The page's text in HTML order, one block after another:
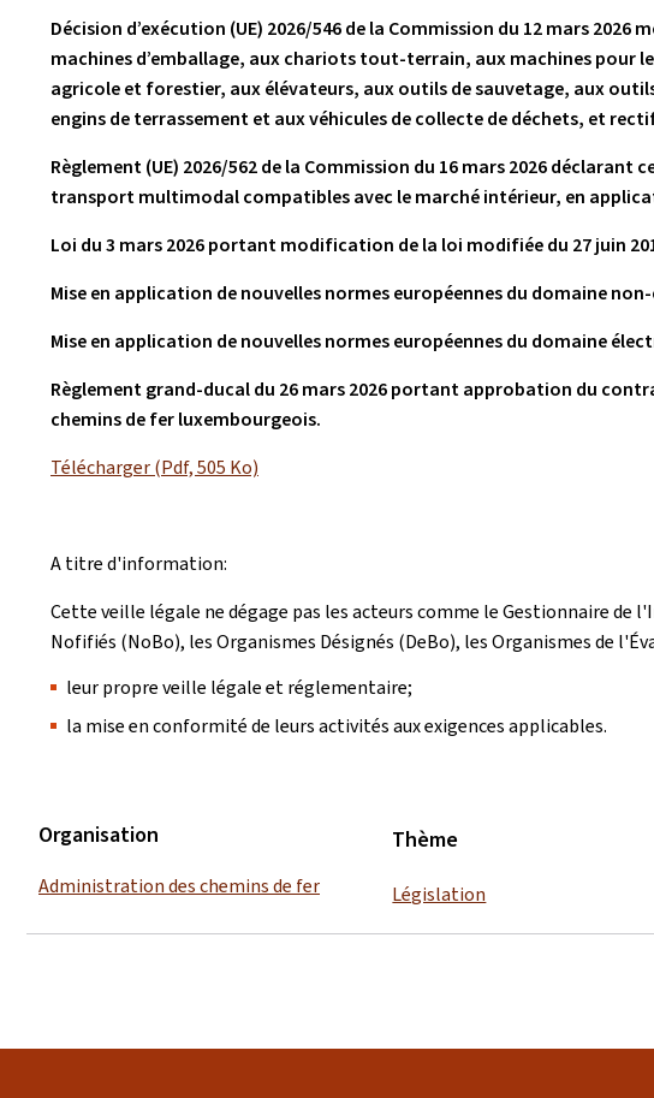
Décision d’exécution (UE) 2026/546 de la Commission du 12 mars
machines d’emballage, aux chariots tout-terrain, aux machines pour
agricole et forestier, aux élévateurs, aux outils de sauvetage, aux
engins de terrassement et aux véhicules de collecte de déchets, et
Règlement (UE) 2026/562 de la Commission du 16 mars 2026
transport multimodal compatibles avec le marché intérieur, en
Loi du 3 mars 2026 portant modification de la loi modifiée du 27 juin
Mise en application de nouvelles normes européennes du domaine
Mise en application de nouvelles normes européennes du domaine
Règlement grand-ducal du 26 mars 2026 portant approbation du
chemins de fer luxembourgeois.
Télécharger (Pdf, 505 Ko)
A titre d'information:
Cette veille légale ne dégage pas les acteurs comme le Gestionnaire de
Nofifiés (NoBo), les Organismes Désignés (DeBo), les Organismes de
leur propre veille légale et réglementaire;
la mise en conformité de leurs activités aux exigences applicables.
Organisation
Administration des chemins de fer
Thème
Législation